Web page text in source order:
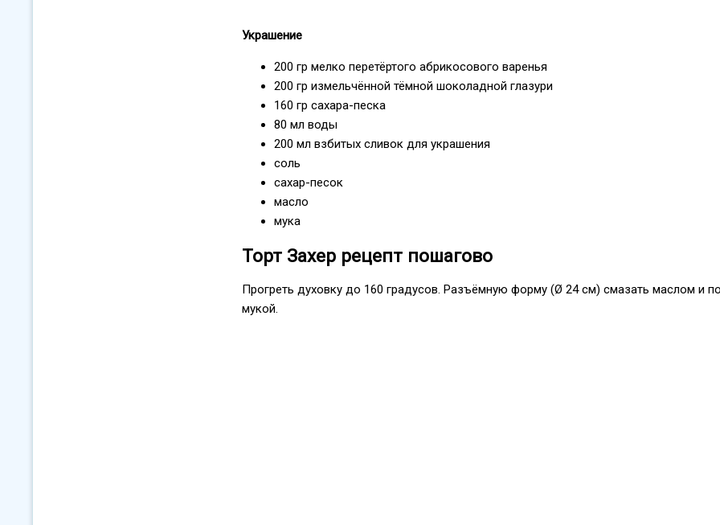
Украшение
200 гр мелко перетёртого абрикосового варенья
200 гр измельчённой тёмной шоколадной глазури
160 гр сахара-песка
80 мл воды
200 мл взбитых сливок для украшения
соль
сахар-песок
масло
мука
Торт Захер рецепт пошагово
Прогреть духовку до 160 градусов. Разъёмную форму (Ø 24 см) смазать маслом и
мукой.